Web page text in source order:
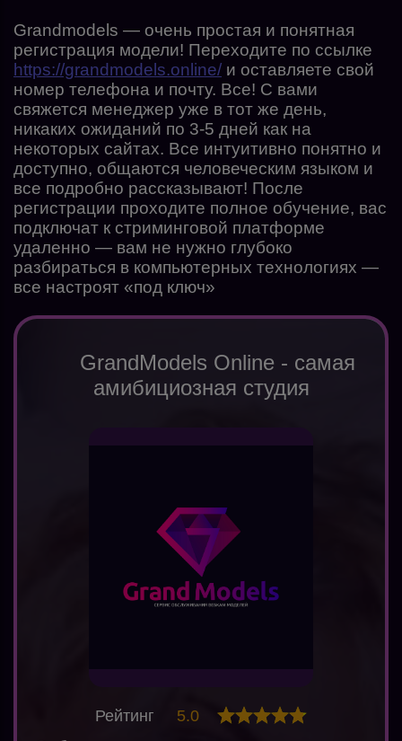
Grandmodels — очень простая и понятная
регистрация модели! Переходите по ссылке
https://grandmodels.online/ и оставляете свой
номер телефона и почту. Все! С вами
свяжется менеджер уже в тот же день,
никаких ожиданий по 3-5 дней как на
некоторых сайтах. Все интуитивно понятно и
доступно, общаются человеческим языком и
все подробно рассказывают! После
регистрации проходите полное обучение, вас
подключат к стриминговой платформе
удаленно — вам не нужно глубоко
разбираться в компьютерных технологиях —
все настроят «под ключ»
GrandModels Online - самая
амибициозная студия
Рейтинг 5.0